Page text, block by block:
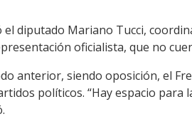
el diputado Mariano Tucci,
oficialista, que no
anterior, siendo oposición, el
políticos. “Hay espacio